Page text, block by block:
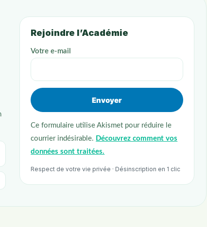
Rejoindre l’Académie
Votre e-mail
Ce formulaire utilise Akismet pour réduire le
courrier indésirable. Découvrez comment vos
données sont traitées.
Respect de votre vie privée · Désinscription en 1 clic